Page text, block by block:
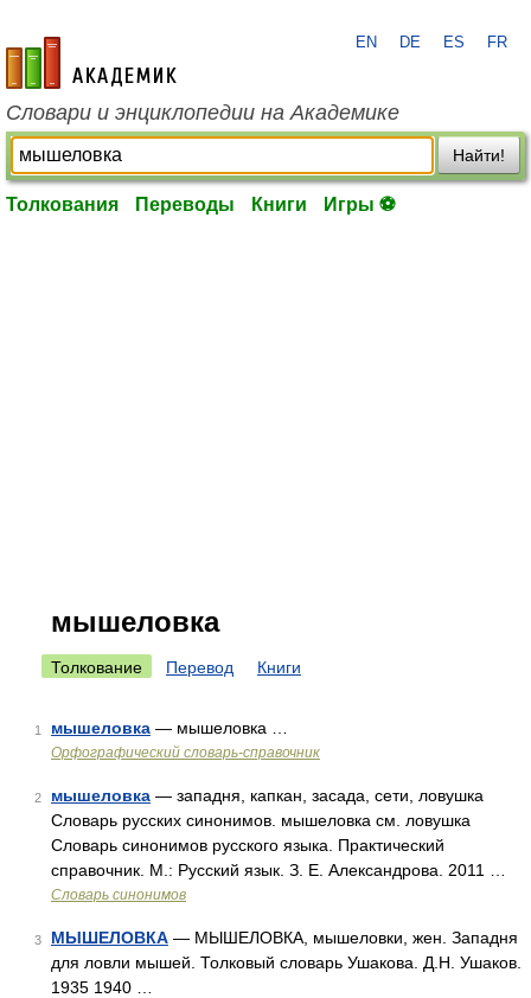
academic.ru
EN DE ES FR
Словари и энциклопедии на Академике
Найти!
Толкования Переводы Книги Игры ⚽
мышеловка
Толкование Перевод Книги
1 мышеловка — мышеловка …
Орфографический словарь-справочник
2 мышеловка — западня, капкан, засада, сети, ловушка
Словарь русских синонимов. мышеловка см. ловушка
Словарь синонимов русского языка. Практический
справочник. М.: Русский язык. З. Е. Александрова. 2011 …
Словарь синонимов
3 МЫШЕЛОВКА — МЫШЕЛОВКА, мышеловки, жен. Западня
для ловли мышей. Толковый словарь Ушакова. Д.Н. Ушаков.
1935 1940 …